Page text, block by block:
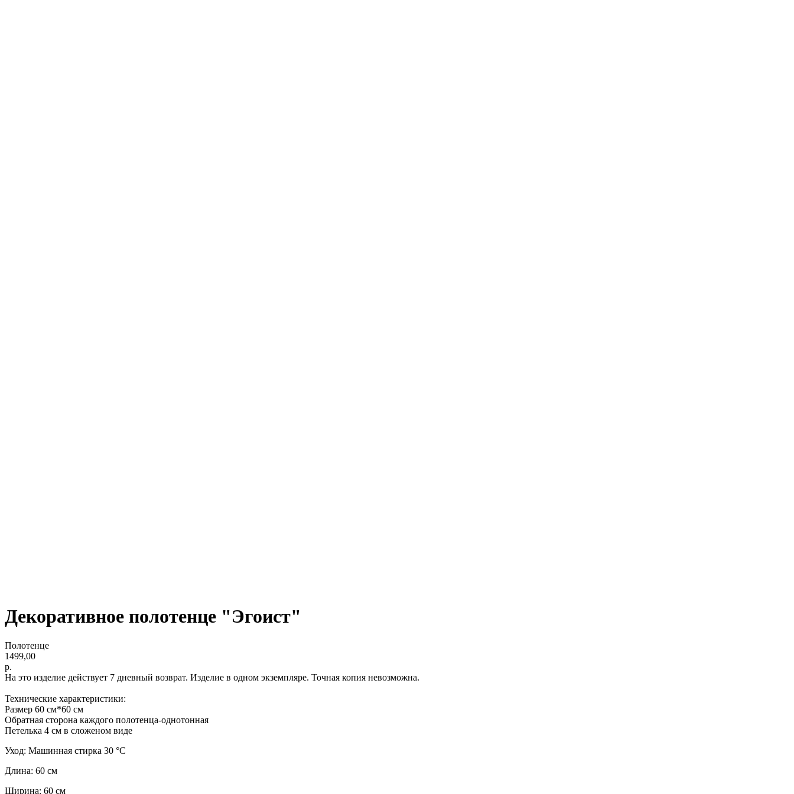
Декоративное полотенце "Эгоист"
Полотенце
1499,00
р.
На это изделие действует 7 дневный возврат. Изделие в одном экземпляре. Точная копия невозможна.
Технические характеристики:
Размер 60 см*60 см
Обратная сторона каждого полотенца-однотонная
Петелька 4 см в сложеном виде
Уход: Машинная стирка 30 °C
Длина: 60 см
Ширина: 60 см